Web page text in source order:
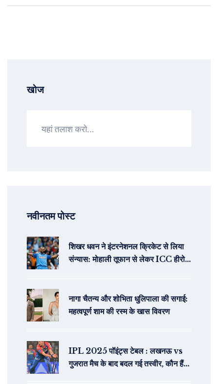
खोज
नवीनतम पोस्ट
शिखर धवन ने इंटरनेशनल क्रिकेट से लिया
संन्यास: मोहाली तूफान से लेकर ICC हीरो
नागा चैतन्य और शोभिता धुलिपाला की सगाई:
महत्वपूर्ण शाम की रस्म के खास विवरण
IPL 2025 पॉइंट्स टेबल : लखनऊ vs
गुजरात मैच के बाद बदल गई तस्वीर, कौन हैं